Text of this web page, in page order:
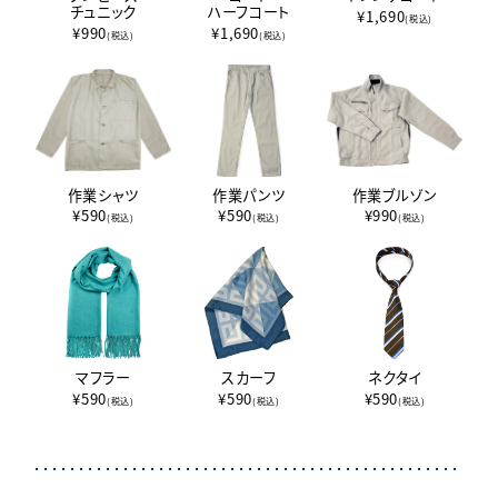
チュニック
¥990(税込)
ハーフコート
¥1,690(税込)
¥1,690(税込)
作業シャツ
¥590(税込)
作業パンツ
¥590(税込)
作業ブルゾン
¥990(税込)
マフラー
¥590(税込)
スカーフ
¥590(税込)
ネクタイ
¥590(税込)